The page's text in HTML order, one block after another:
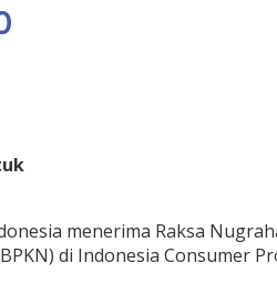
menerima Raksa
di Indonesia Consumer